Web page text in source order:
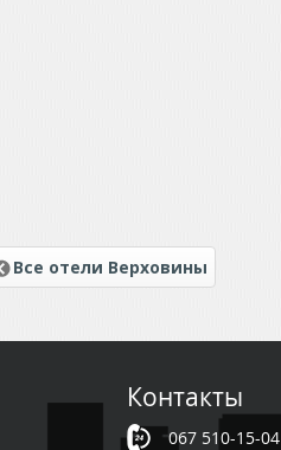
Все отели Верховины
Контакты
067 510-15-04